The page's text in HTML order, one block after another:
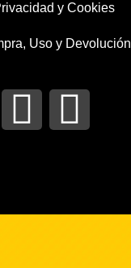
y Cookies
Uso y Devolución
T
t
F
e